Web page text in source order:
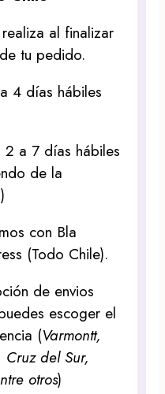
al finalizar
tu pedido.
4 días hábiles
a 7 días hábiles
de la
con Bla
(Todo Chile).
de envios
escoger el
(Varmontt,
Cruz del Sur,
otros)